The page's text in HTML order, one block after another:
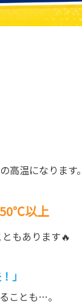
高温になります。
50℃以上
ともあります🔥
」
ことも…。